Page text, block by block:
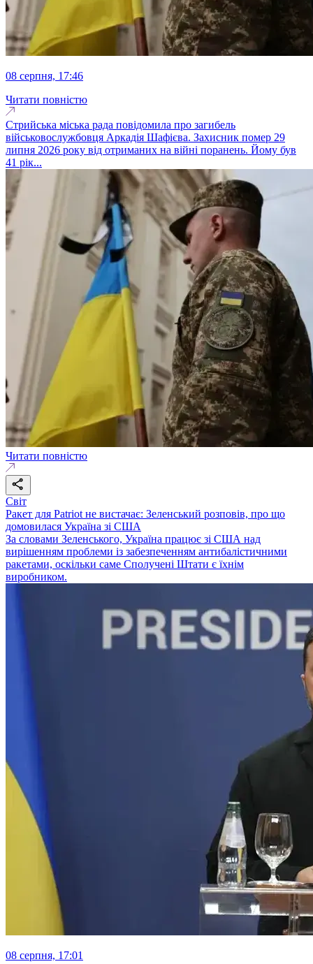
08 серпня, 17:46
Читати повністю
Стрийська міська рада повідомила про загибель
військовослужбовця Аркадія Шафієва. Захисник помер 29
липня 2026 року від отриманих на війні поранень. Йому був
41 рік...
Читати повністю
Світ
Ракет для Patriot не вистачає: Зеленський розповів, про що
домовилася Україна зі США
За словами Зеленського, Україна працює зі США над
вирішенням проблеми із забезпеченням антибалістичними
ракетами, оскільки саме Сполучені Штати є їхнім
виробником.
08 серпня, 17:01